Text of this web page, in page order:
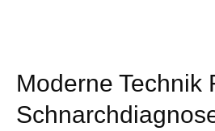
Moderne Technik